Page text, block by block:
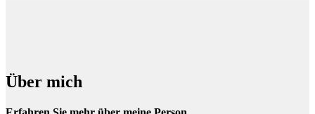
Über mich